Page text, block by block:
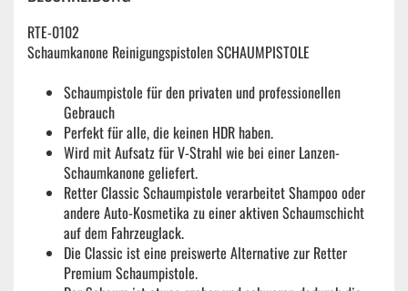
RTE-0102
Schaumkanone Reinigungspistolen SCHAUMPISTOLE
Schaumpistole für den privaten und professionellen
Gebrauch
Perfekt für alle, die keinen HDR haben.
Wird mit Aufsatz für V-Strahl wie bei einer Lanzen-
Schaumkanone geliefert.
Retter Classic Schaumpistole verarbeitet Shampoo oder
andere Auto-Kosmetika zu einer aktiven Schaumschicht
auf dem Fahrzeuglack.
Die Classic ist eine preiswerte Alternative zur Retter
Premium Schaumpistole.